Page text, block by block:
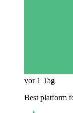
vor 1 Tag
Best platform